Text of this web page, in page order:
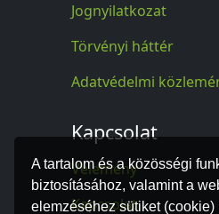
A tartalom és a közösségi
biztosításához, valamint a
elemzéséhez sütiket (cookie)
Jognyilatkozat
Törvényi háttér
Adatvédelmi
Kapcsolat
Vélemény
Kapcsolat